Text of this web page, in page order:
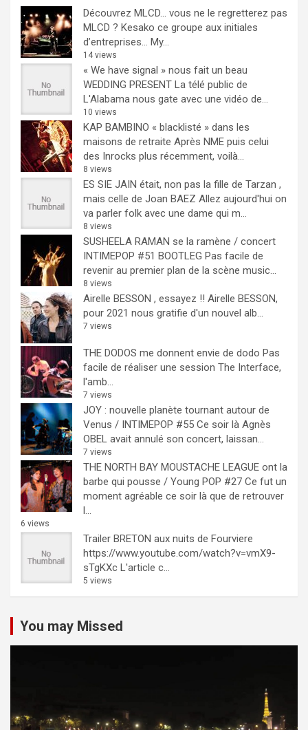
Découvrez MLCD… vous ne le regretterez pas
MLCD ? Kesako ce groupe aux initiales
d’entreprises… My...
14 views
« We have signal » nous fait un beau
WEDDING PRESENT La télé public de
L'Alabama nous gate avec une vidéo de...
10 views
KAP BAMBINO « blacklisté » dans les
maisons de retraite Après NME puis celui
des Inrocks plus récemment, voilà...
8 views
ES SIE JAIN était, non pas la fille de Tarzan ,
mais celle de Joan BAEZ Allez aujourd'hui on
va parler folk avec une dame qui m...
8 views
SUSHEELA RAMAN se la ramène / concert
INTIMEPOP #51 BOOTLEG Pas facile de
revenir au premier plan de la scène music...
8 views
Airelle BESSON , essayez !! Airelle BESSON,
pour 2021 nous gratifie d'un nouvel alb...
7 views
THE DODOS me donnent envie de dodo Pas
facile de réaliser une session The Interface,
l'amb...
7 views
JOY : nouvelle planète tournant autour de
Venus / INTIMEPOP #55 Ce soir là Agnès
OBEL avait annulé son concert, laissan...
7 views
THE NORTH BAY MOUSTACHE LEAGUE ont la
barbe qui pousse / Young POP #27 Ce fut un
moment agréable ce soir là que de retrouver
l...
6 views
Trailer BRETON aux nuits de Fourviere
https://www.youtube.com/watch?v=vmX9-
sTgKXc L'article c...
5 views
You may Missed